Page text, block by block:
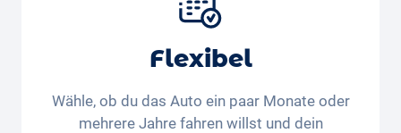
Flexibel
Wähle, ob du das Auto ein paar Monate oder
mehrere Jahre fahren willst und dein